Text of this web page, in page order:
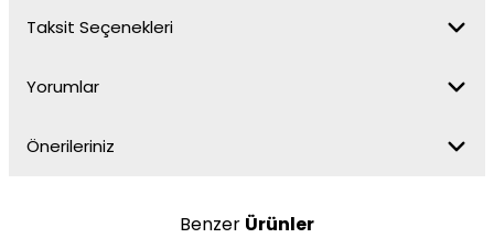
Taksit Seçenekleri
Yorumlar
Önerileriniz
Benzer Ürünler